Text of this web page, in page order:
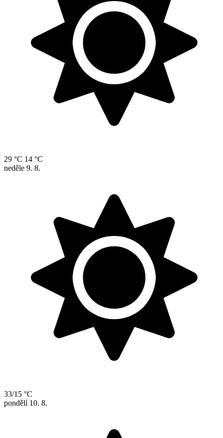
29 °C 14 °C
neděle 9. 8.
33/15 °C
pondělí 10. 8.